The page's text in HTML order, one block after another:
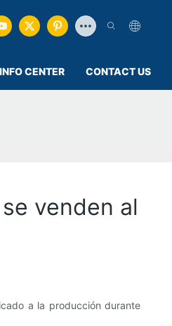
INFO CENTER CONTACT US
venden al
a la producción durante